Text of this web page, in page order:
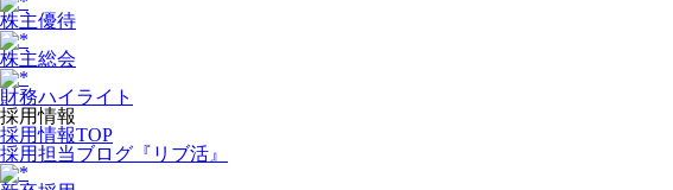
株主優待
株主総会
財務ハイライト
採用情報
採用情報TOP
採用担当ブログ『リブ活』